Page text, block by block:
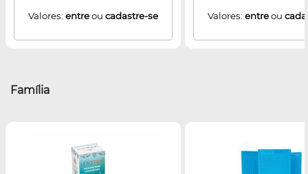
Valores: entreou cadastre-se Valores: entreou
Família